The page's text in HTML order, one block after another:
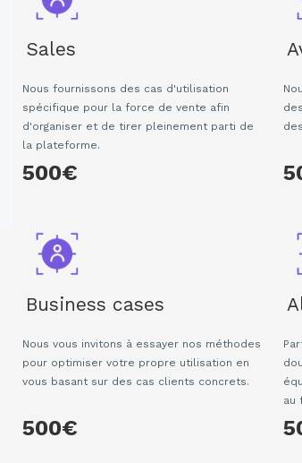
Sales
Nous fournissons des cas d'utilisation
spécifique pour la force de vente afin
d'organiser et de tirer pleinement parti de
la plateforme.
500€
Business cases
Nous vous invitons à essayer nos méthodes
pour optimiser votre propre utilisation en
vous basant sur des cas clients concrets.
500€
au